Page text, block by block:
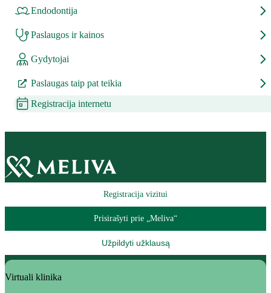
Endodontija
Paslaugos ir kainos
Gydytojai
Paslaugas taip pat teikia
Registracija internetu
Registracija vizitui
Prisirašyti prie „Meliva“
Užpildyti užklausą
Virtuali klinika